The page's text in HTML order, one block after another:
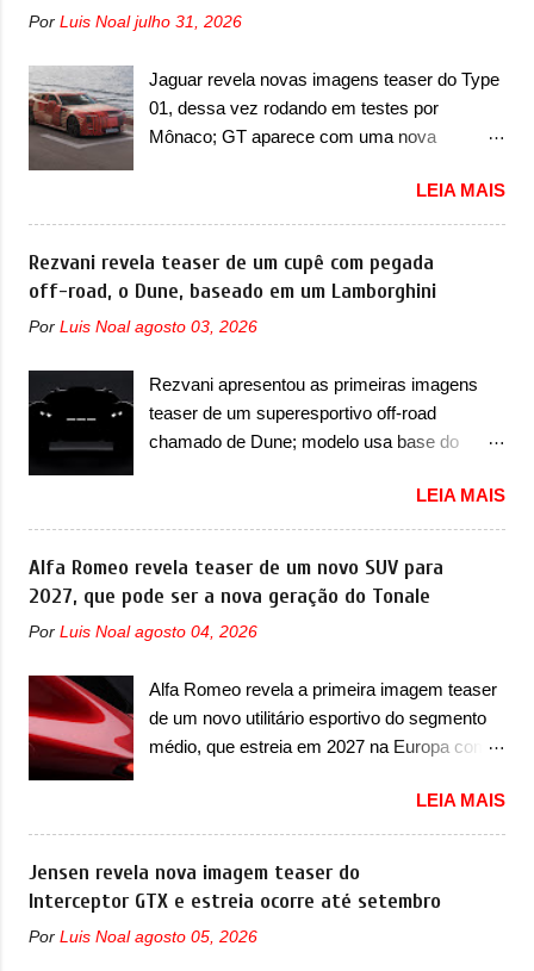
por bancos mais convencionais, de três
assento do meio que pode reclinar e nele
existe dois espaços de recarga por indução
para smartphones...
consumidores chineses para além da
Equipada com um motor híbrido plug-in
(PHEV), a nova minivan vai colocar a marca
para concorrer com uma série de outras
segmento ainda continua bastante vivo (e
com várias opções). Em termos de design, a
Xia se destaca por trazer uma dianteira com
faróis retangulares e inclinados. Os faróis
possuem projetores em LED e uma parte
na parte superior dos faróis. Essas luzes se
conectam entre si por meio de uma barra em
LED que passa abaixo da barra prateada que
Por Luis Noal julho 31, 2026
Jaguar revela novas imagens teaser do Type
01, dessa vez rodando em testes por
Mônaco; GT aparece com uma nova
apresentou as novas imagens teaser do Type
01 em testes pelas ruas de Mônaco. O
modelo continua rodando em testes e chegou
no principado para o E-Prix de Fórmula E,
como apoio a equipe da Jaguar na
competição. O elétrico aproveitou para
cidade-estado como a Sainte-Dévote, Praça
do Cassino e La Rascasse. Para ir a
Mônaco, a marca inglesa apresentou uma
uma interpretação artística com o combinado
de traços monolíticos retos e circulares. O
desenvolvimento do modelo ainda continua
acontecendo e a marca fala que, em relação
ao I-Pace (primeiro elétrico da Jaguar), o
aprimoramentos pelas tecnologias
comprovadas nas pistas pela equipe campeã
mundial de carros elétricos. A marca
LEIA MAIS
Rezvani revela teaser de um cupê com pegada
off-road, o Dune, baseado em um Lamborghini
Por Luis Noal agosto 03, 2026
Rezvani apresentou as primeiras imagens
teaser de um superesportivo off-road
chamado de Dune; modelo usa base do
Rezvani apresentou as primeiras imagens
teaser de um novo superesportivo que vai
oferecer aos seus consumidores. Trata-se do
Dune, um cupê superesportivo que terá uma
proposta off-road assim como outros
esportivos recentemente tiveram, como o
Huracán Sterrato. E o modelo italiano tem
grande parte no desenvolvimento do Dune.
Baseado no Huracán, o Dune nasce com
apresentou com o Sterrato, mas com um
design ainda mais Mad Max – algo
característico da Rezvani. Junto com as
imagens, a marca já confirmou que o Dune
será um carro muito exclusivo. Ao todo,
LEIA MAIS
Alfa Romeo revela teaser de um novo SUV para
2027, que pode ser a nova geração do Tonale
Por Luis Noal agosto 04, 2026
Alfa Romeo revela a primeira imagem teaser
de um novo utilitário esportivo do segmento
médio, que estreia em 2027 na Europa com
revelou a primeira imagem teaser de um
novo utilitário esportivo da marca italiana,
previsto para ser lançado em meados de
2027. O novo modelo não tem nome ou se é
que poderia acontecer. Sabe-se apenas que
LEIA MAIS
Jensen revela nova imagem teaser do
Interceptor GTX e estreia ocorre até setembro
Por Luis Noal agosto 05, 2026